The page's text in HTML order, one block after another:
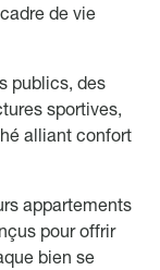
de vie
publics, des
sportives,
alliant confort
appartements
pour offrir
bien se